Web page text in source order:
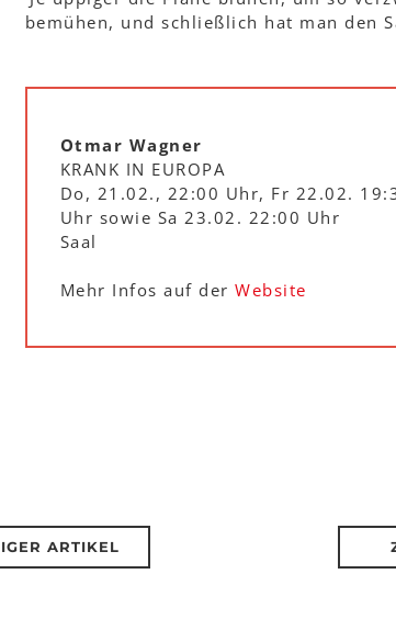
bemühen, und schließlich hat man den
Otmar Wagner
KRANK IN EUROPA
Do, 21.02., 22:00 Uhr, Fr 22.02.
Uhr sowie Sa 23.02. 22:00 Uhr
Saal
Mehr Infos auf der Website
ARTIKEL